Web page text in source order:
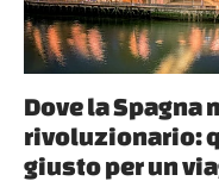
Dove la Spagna
rivoluzionario:
giusto per un